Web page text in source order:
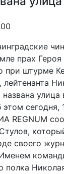
прах
при штурме
лейтенанта
улица
этом сегодня,
REGNUM
своего
полка